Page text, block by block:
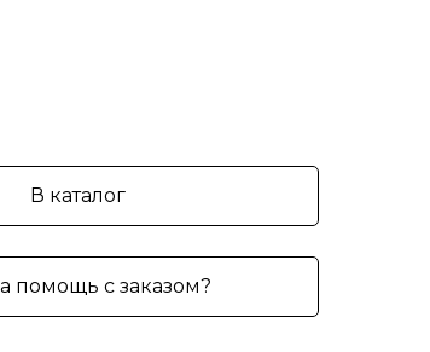
В каталог
помощь с заказом?